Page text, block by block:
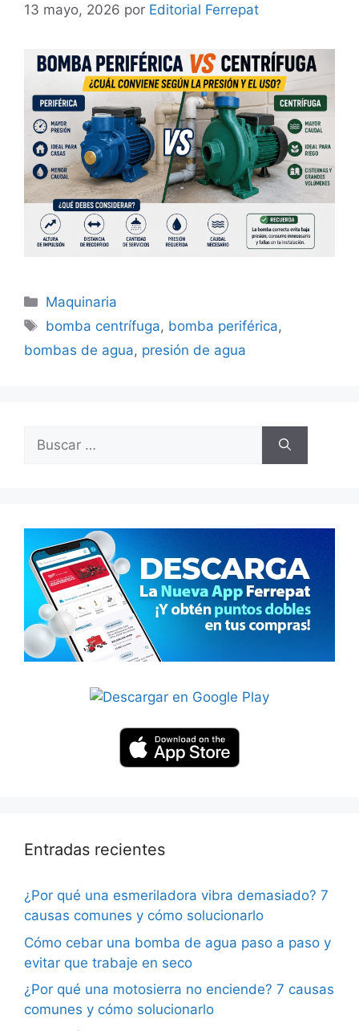
13 mayo, 2026 por Editorial Ferrepat
Categorías
Maquinaria
Etiquetas
bomba centrífuga, bomba periférica,
bombas de agua, presión de agua
Entradas recientes
¿Por qué una esmeriladora vibra demasiado? 7
causas comunes y cómo solucionarlo
Cómo cebar una bomba de agua paso a paso y
evitar que trabaje en seco
¿Por qué una motosierra no enciende? 7 causas
comunes y cómo solucionarlo